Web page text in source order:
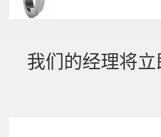
我们的经理将立